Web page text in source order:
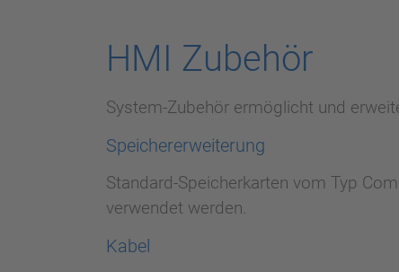
HMI Zubehör
System-Zubehör ermöglicht und
Speichererweiterung
Standard-Speicherkarten vom Typ
verwendet werden.
Kabel